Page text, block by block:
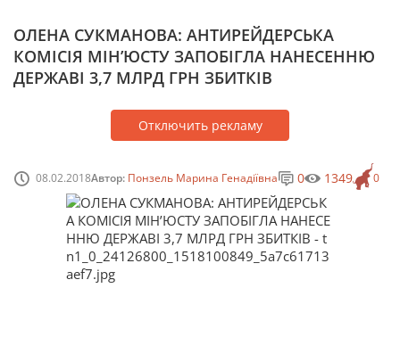
ОЛЕНА СУКМАНОВА: АНТИРЕЙДЕРСЬКА
КОМІСІЯ МІН’ЮСТУ ЗАПОБІГЛА НАНЕСЕННЮ
ДЕРЖАВІ 3,7 МЛРД ГРН ЗБИТКІВ
Отключить рекламу
08.02.2018Автор: Понзель Марина Генадіївна 0
0 1349